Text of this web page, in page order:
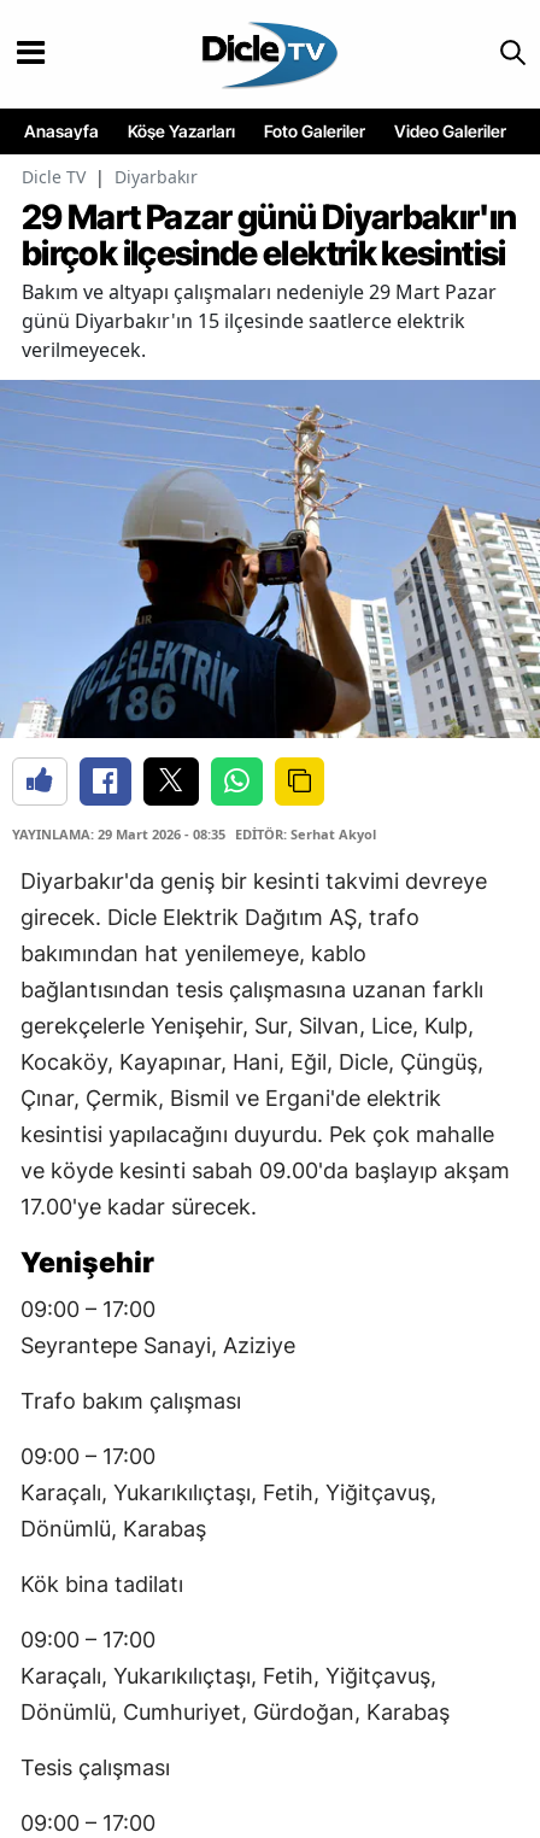
Anasayfa Köşe Yazarları Foto Galeriler Video Galeriler
Dicle TV | Diyarbakır
29 Mart Pazar günü Diyarbakır'ın
birçok ilçesinde elektrik kesintisi
Bakım ve altyapı çalışmaları nedeniyle 29 Mart Pazar
günü Diyarbakır'ın 15 ilçesinde saatlerce elektrik
verilmeyecek.
YAYINLAMA: 29 Mart 2026 - 08:35 EDİTÖR: Serhat Akyol
Diyarbakır'da geniş bir kesinti takvimi devreye
girecek. Dicle Elektrik Dağıtım AŞ, trafo
bakımından hat yenilemeye, kablo
bağlantısından tesis çalışmasına uzanan farklı
gerekçelerle Yenişehir, Sur, Silvan, Lice, Kulp,
Kocaköy, Kayapınar, Hani, Eğil, Dicle, Çüngüş,
Çınar, Çermik, Bismil ve Ergani'de elektrik
kesintisi yapılacağını duyurdu. Pek çok mahalle
ve köyde kesinti sabah 09.00'da başlayıp akşam
17.00'ye kadar sürecek.
Yenişehir
09:00 – 17:00
Seyrantepe Sanayi, Aziziye
Trafo bakım çalışması
09:00 – 17:00
Karaçalı, Yukarıkılıçtaşı, Fetih, Yiğitçavuş,
Dönümlü, Karabaş
Kök bina tadilatı
09:00 – 17:00
Karaçalı, Yukarıkılıçtaşı, Fetih, Yiğitçavuş,
Dönümlü, Cumhuriyet, Gürdoğan, Karabaş
Tesis çalışması
09:00 – 17:00